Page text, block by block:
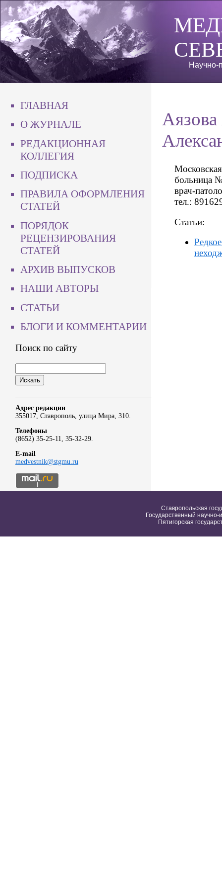
Научно-
ГЛАВНАЯ
О ЖУРНАЛЕ
РЕДАКЦИОННАЯ
КОЛЛЕГИЯ
ПОДПИСКА
ПРАВИЛА ОФОРМЛЕНИЯ
СТАТЕЙ
ПОРЯДОК
РЕЦЕНЗИРОВАНИЯ
СТАТЕЙ
АРХИВ ВЫПУСКОВ
НАШИ АВТОРЫ
СТАТЬИ
БЛОГИ И КОММЕНТАРИИ
Поиск по сайту
Адрес редакции
355017, Ставрополь, улица Мира, 310.
Телефоны
(8652) 35-25-11, 35-32-29.
E-mail
medvestnik@stgmu.ru
Аязова
больница
врач-
тел.:
Статьи:
Ставропольская
Государственный научно-
Пятигорская